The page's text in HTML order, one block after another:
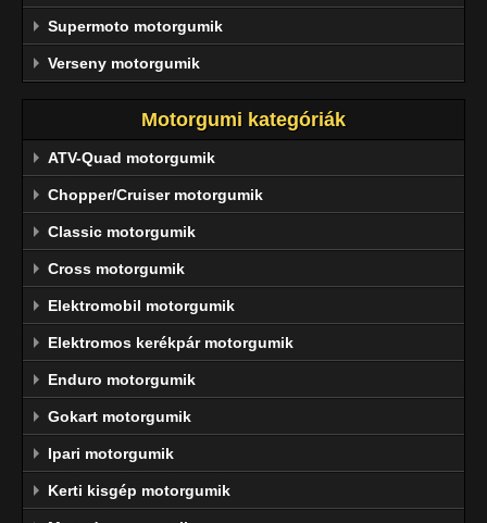
Supermoto motorgumik
Verseny motorgumik
Motorgumi kategóriák
ATV-Quad motorgumik
Chopper/Cruiser motorgumik
Classic motorgumik
Cross motorgumik
Elektromobil motorgumik
Elektromos kerékpár motorgumik
Enduro motorgumik
Gokart motorgumik
Ipari motorgumik
Kerti kisgép motorgumik